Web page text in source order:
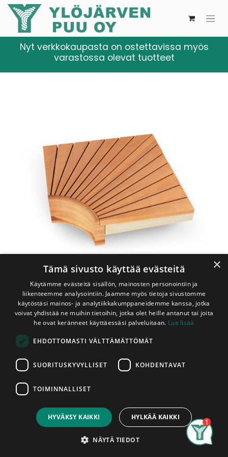
149,00€
Account
Nyt verkkokaupasta on ostettavissa myös
varastossa olevat tuotteet
Shop
Valmislauteet
Classic-Valmiskulmalaude Tervaleppä 500/700x700
mm
Classic-Valmiskulmalaude
Tervaleppä 500/700x700 mm
Käsittelemättömästä tervalepästä valmistettu valmis
mitat ovat 700 mm, toisin sanoen kulmalaude tarvitsee
nurkasta molempiin suuntiin tilaa 700 mm. Kulmalaude
myydään valmiiksi koottuna elementtinä. Kulmalauteet
myydään kappaleittain. Asennettu tuote on hyväksytty
×
Tämä sivusto käyttää evästeitä
Käytämme evästeitä sisällön, mainosten personointiin ja
liikenteemme analysointiin. Jaamme myös tietoja sivustomme
käytöstäsi mainos- ja analytiikkakumppaneidemme kanssa, jotka
voivat yhdistää ne muihin tietoihin, jotka olet heille antanut tai joita
he ovat keränneet käyttäessäsi palveluitaan. Lue lisää
EHDOTTOMASTI VÄLTTÄMÄTTÖMÄT
SUORITUSKYVYLLISET KOHDENTAVAT
TOIMINNALLISET
HYVÄKSY KAIKKI HYLKÄÄ KAIKKI
NÄYTÄ TIEDOT